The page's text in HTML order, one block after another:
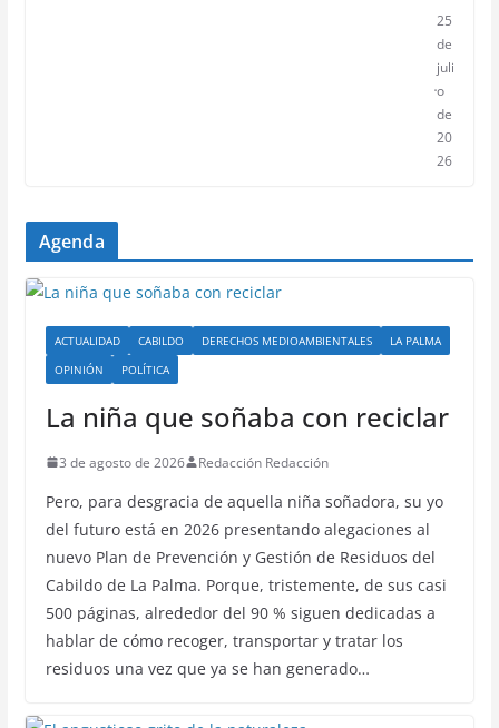
25
de
juli
o
de
20
26
Agenda
ACTUALIDAD CABILDO DERECHOS MEDIOAMBIENTALES
LA PALMA
OPINIÓN
POLÍTICA
La niña que soñaba con reciclar
3 de agosto de 2026 Redacción Redacción
Pero, para desgracia de aquella niña soñadora, su yo
del futuro está en 2026 presentando alegaciones al
nuevo Plan de Prevención y Gestión de Residuos del
Cabildo de La Palma. Porque, tristemente, de sus casi
500 páginas, alrededor del 90 % siguen dedicadas a
hablar de cómo recoger, transportar y tratar los
residuos una vez que ya se han generado…